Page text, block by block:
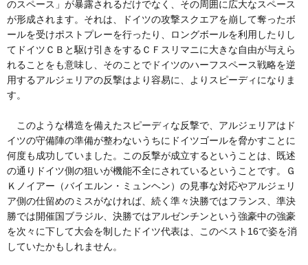
のスペース」が暴露されるだけでなく、その周囲に広大なスペース
が形成されます。それは、ドイツの攻撃スクエアを崩して奪ったボ
ールを受けポストプレーを行ったり、ロングボールを利用したりし
てドイツＣＢと駆け引きをするＣＦスリマニに大きな自由が与えら
れることをも意味し、そのことでドイツのハーフスペース戦略を逆
用するアルジェリアの反撃はより容易に、よりスピーディになりま
す。
このような構造を備えたスピーディな反撃で、アルジェリアはド
イツの守備陣の準備が整わないうちにドイツゴールを脅かすことに
何度も成功していました。この反撃が成立するということは、既述
の通りドイツ側の狙いが機能不全にされているということです。Ｇ
Ｋノイアー（バイエルン・ミュンヘン）の見事な対応やアルジェリ
ア側の仕留めのミスがなければ、続く準々決勝ではフランス、準決
勝では開催国ブラジル、決勝ではアルゼンチンという強豪中の強豪
を次々に下して大会を制したドイツ代表は、このベスト16で姿を消
していたかもしれません。